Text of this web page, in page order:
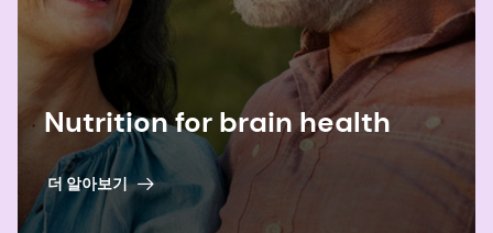
Nutrition for brain health
더 알아보기